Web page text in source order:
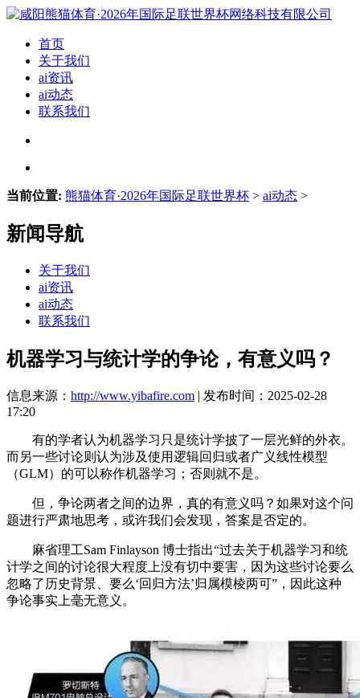
首页
关于我们
ai资讯
ai动态
联系我们
当前位置: 熊猫体育·2026年国际足联世界杯 > ai动态 >
新闻导航
关于我们
ai资讯
ai动态
联系我们
机器学习与统计学的争论，有意义吗？
信息来源： http://www.yibafire.com | 发布时间：2025-02-28
17:20
有的学者认为机器学习只是统计学披了一层光鲜的外衣。
而另一些讨论则认为涉及使用逻辑回归或者广义线性模型
（GLM）的可以称作机器学习；否则就不是。
但，争论两者之间的边界，真的有意义吗？如果对这个问
题进行严肃地思考，或许我们会发现，答案是否定的。
麻省理工Sam Finlayson 博士指出“过去关于机器学习和统
计学之间的讨论很大程度上没有切中要害，因为这些讨论要么
忽略了历史背景、要么‘回归方法’归属模棱两可”，因此这种
争论事实上毫无意义。